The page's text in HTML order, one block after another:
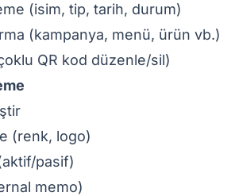
(isim, tip, tarih, durum)
(kampanya, menü, ürün vb.)
QR kod düzenle/sil)
(renk, logo)
pasif)
memo)